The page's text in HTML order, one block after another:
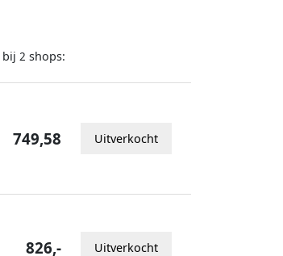
bij 2 shops:
749,58 Uitverkocht
826,- Uitverkocht